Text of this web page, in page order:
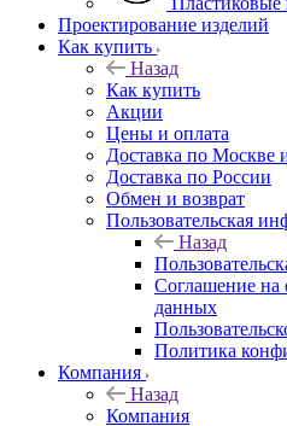
Проектирование изделий
Как купить
Назад
Как купить
Акции
Цены и оплата
Доставка по Москве
Доставка по России
Обмен и возврат
Пользовательская
Назад
Соглашение на
данных
Политика
Компания
Назад
Компания